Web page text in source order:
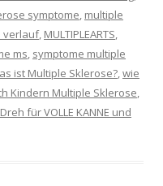
symptome, multiple
verlauf, MULTIPLEARTS,
ms, symptome multiple
ist Multiple Sklerose?,wie
Kindern Multiple Sklerose,
für VOLLE KANNE und